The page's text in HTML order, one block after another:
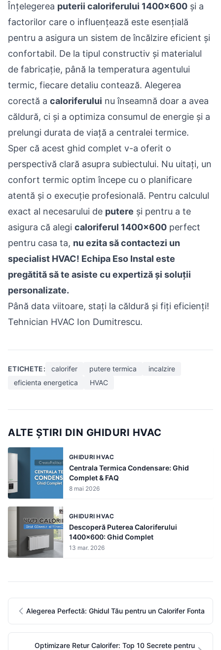
Înțelegerea puterii caloriferului 1400x600 și a
factorilor care o influențează este esențială
pentru a asigura un sistem de încălzire eficient și
confortabil. De la tipul constructiv și materialul
de fabricație, până la temperatura agentului
termic, fiecare detaliu contează. Alegerea
corectă a caloriferului nu înseamnă doar a avea
căldură, ci și a optimiza consumul de energie și a
prelungi durata de viață a centralei termice.
Sper că acest ghid complet v-a oferit o
perspectivă clară asupra subiectului. Nu uitați, un
confort termic optim începe cu o planificare
atentă și o execuție profesională. Pentru calculul
exact al necesarului de putere și pentru a te
asigura că alegi caloriferul 1400x600 perfect
pentru casa ta, nu ezita să contactezi un
specialist HVAC! Echipa Eso Instal este
pregătită să te asiste cu expertiză și soluții
personalizate.
Până data viitoare, stați la căldură și fiți eficienți!
Tehnician HVAC Ion Dumitrescu.
ETICHETE: calorifer putere termica
incalzire
eficienta energetica
HVAC
ALTE ȘTIRI DIN GHIDURI HVAC
GHIDURI HVAC
Centrala Termica Condensare: Ghid
Complet & FAQ
8 mai 2026
GHIDURI HVAC
Descoperă Puterea Caloriferului
1400x600: Ghid Complet
13 mar. 2026
Alegerea Perfectă: Ghidul Tău pentru un Calorifer Fonta
Optimizare Retur Calorifer: Top 10 Secrete pentru